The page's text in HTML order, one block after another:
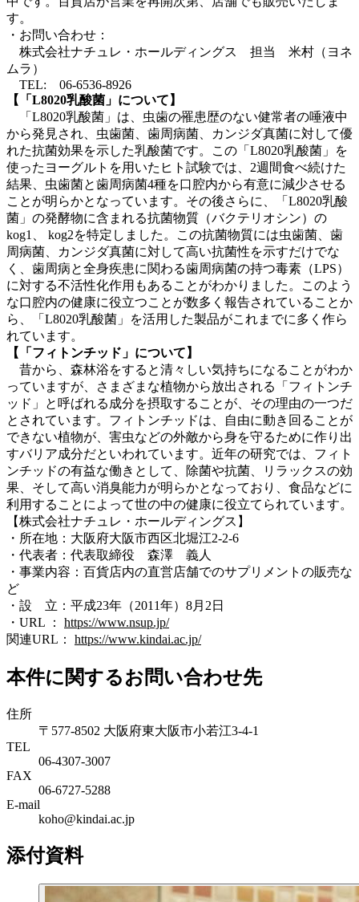
す。
・お問い合わせ：
株式会社ナチュレ・ホールディングス 担当 米村（ヨネ
ムラ）
TEL: 06-6536-8926
【「L8020乳酸菌」について】
「L8020乳酸菌」は、虫歯の罹患歴のない健常者の唾液中
から発見され、虫歯菌、歯周病菌、カンジダ真菌に対して優
れた抗菌効果を示した乳酸菌です。この「L8020乳酸菌」を
使ったヨーグルトを用いたヒト試験では、2週間食べ続けた
結果、虫歯菌と歯周病菌4種を口腔内から有意に減少させる
ことが明らかとなっています。その後さらに、「L8020乳酸
菌」の発酵物に含まれる抗菌物質（バクテリオシン）の
kog1、 kog2を特定しました。この抗菌物質には虫歯菌、歯
周病菌、カンジダ真菌に対して高い抗菌性を示すだけでな
く、歯周病と全身疾患に関わる歯周病菌の持つ毒素（LPS）
に対する不活性化作用もあることがわかりました。このよう
な口腔内の健康に役立つことが数多く報告されていることか
ら、「L8020乳酸菌」を活用した製品がこれまでに多く作ら
れています。
【「フィトンチッド」について】
昔から、森林浴をすると清々しい気持ちになることがわか
っていますが、さまざまな植物から放出される「フィトンチ
ッド」と呼ばれる成分を摂取することが、その理由の一つだ
とされています。フィトンチッドは、自由に動き回ることが
できない植物が、害虫などの外敵から身を守るために作り出
すバリア成分だといわれています。近年の研究では、フィト
ンチッドの有益な働きとして、除菌や抗菌、リラックスの効
果、そして高い消臭能力が明らかとなっており、食品などに
利用することによって世の中の健康に役立てられています。
【株式会社ナチュレ・ホールディングス】
・所在地：大阪府大阪市西区北堀江2-2-6
・代表者：代表取締役 森澤 義人
・事業内容：百貨店内の直営店舗でのサプリメントの販売な
ど
・設 立：平成23年（2011年）8月2日
・URL ： https://www.nsup.jp/
関連URL： https://www.kindai.ac.jp/
本件に関するお問い合わせ先
住所
〒577-8502 大阪府東大阪市小若江3-4-1
TEL
06‐4307‐3007
FAX
06‐6727‐5288
E-mail
koho@kindai.ac.jp
添付資料